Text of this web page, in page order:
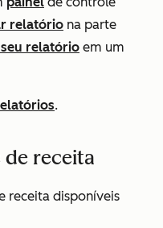
relatório na parte
relatório em um
.
receita
receita disponíveis